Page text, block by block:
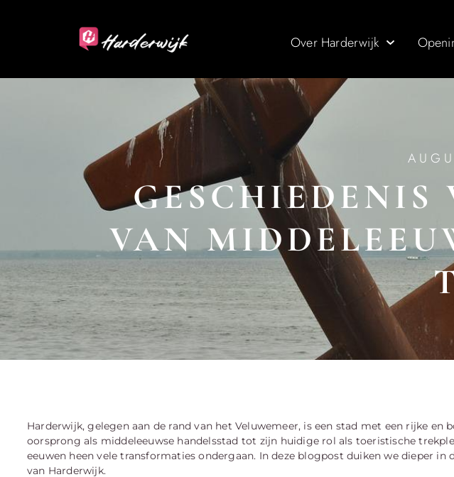
Over Harderwijk
GESCHIEDENIS
VAN
Harderwijk, gelegen aan de rand van het Veluwemeer, is een stad met een rijke en
oorsprong als middeleeuwse handelsstad tot zijn huidige rol als toeristische
eeuwen heen vele transformaties ondergaan. In deze blogpost duiken we dieper in
van Harderwijk.